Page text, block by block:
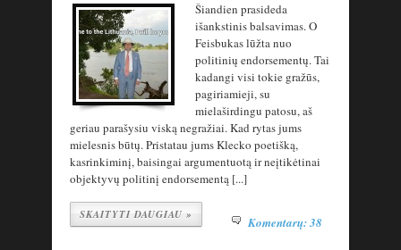
Šiandien prasideda
išankstinis balsavimas. O
Feisbukas lūžta nuo
politinių endorsementų. Tai
kadangi visi tokie gražūs,
pagiriamieji, su
mielaširdingu patosu, aš
geriau parašysiu viską negražiai. Kad rytas jums
mielesnis būtų. Pristatau jums Klecko poetišką,
kasrinkiminį, baisingai argumentuotą ir neįtikėtinai
objektyvų politinį endorsementą [...]
SKAITYTI DAUGIAU » Komentarų: 38